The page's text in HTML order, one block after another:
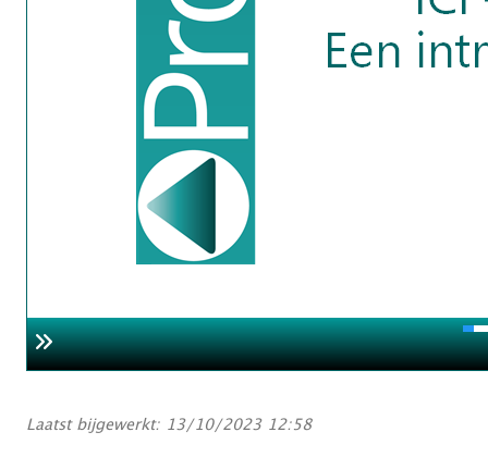
Laatst bijgewerkt: 13/10/2023 12:58